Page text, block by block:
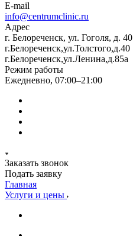
E-mail
info@centrumclinic.ru
Адрес
г. Белореченск, ул. Гоголя, д. 40
г.Белореченск,ул.Толстого,д.40
г.Белореченск,ул.Ленина,д.85а
Режим работы
Ежедневно, 07:00–21:00
Заказать звонок
Подать заявку
Главная
Услуги и цены